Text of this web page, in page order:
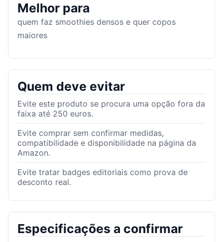
Melhor para
quem faz smoothies densos e quer copos
maiores
Quem deve evitar
Evite este produto se procura uma opção fora da
faixa até 250 euros.
Evite comprar sem confirmar medidas,
compatibilidade e disponibilidade na página da
Amazon.
Evite tratar badges editoriais como prova de
desconto real.
Especificações a confirmar